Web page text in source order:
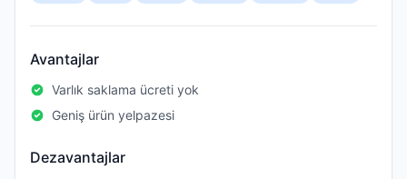
Avantajlar
Varlık saklama ücreti yok
Geniş ürün yelpazesi
Dezavantajlar